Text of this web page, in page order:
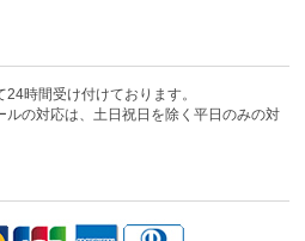
時間受け付けております。
ルの対応は、土日祝日を除く平日のみの対